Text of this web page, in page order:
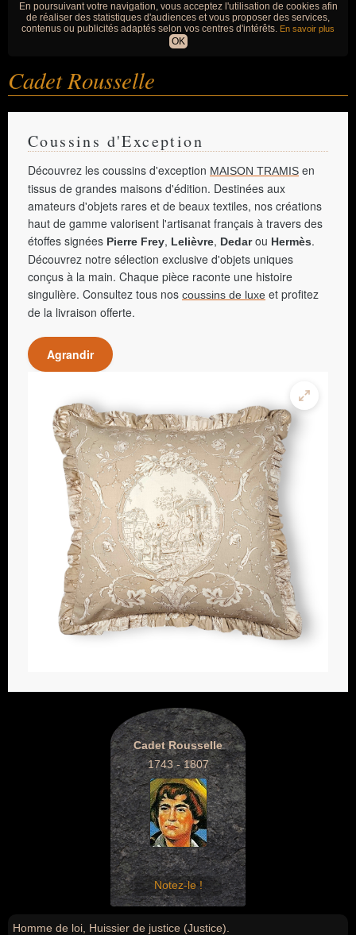
En poursuivant votre navigation, vous acceptez l'utilisation de cookies afin
de réaliser des statistiques d'audiences et vous proposer des services,
contenus ou publicités adaptés selon vos centres d'intérêts. En savoir plus
OK
Cadet Rousselle
Coussins d'Exception
Découvrez les coussins d'exception MAISON TRAMIS en
tissus de grandes maisons d'édition. Destinées aux
amateurs d'objets rares et de beaux textiles, nos créations
haut de gamme valorisent l'artisanat français à travers des
étoffes signées Pierre Frey, Lelièvre, Dedarou Hermès.
Découvrez notre sélection exclusive d'objets uniques
conçus à la main. Chaque pièce raconte une histoire
singulière. Consultez tous nos coussins de luxe et profitez
de la livraison offerte.
Agrandir
Cadet Rousselle
1743 - 1807
Notez-le !
Homme de loi, Huissier de justice (Justice).